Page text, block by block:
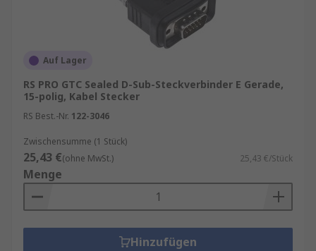
Auf Lager
RS PRO GTC Sealed D-Sub-Steckverbinder E Gerade,
15-polig, Kabel Stecker
RS Best.-Nr. 122-3046
Zwischensumme (1 Stück)
25,43 €(ohne MwSt.) 25,43 €/Stück
Menge
Hinzufügen